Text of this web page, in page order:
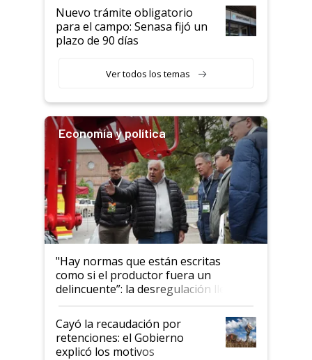
Nuevo trámite obligatorio
para el campo: Senasa fijó un
plazo de 90 días
Ver todos los temas
Economía y política
"Hay normas que están escritas
como si el productor fuera un
delincuente”: la desregulación llegó
al Congreso Aapresid y hasta se
habló del financiamiento al IPCVA
Cayó la recaudación por
retenciones: el Gobierno
explicó los motivos